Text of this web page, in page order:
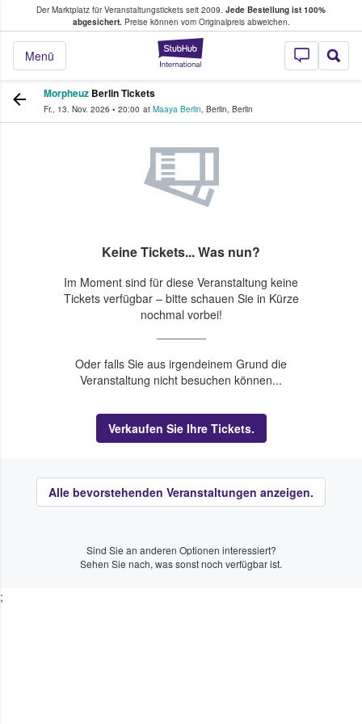
Der Marktplatz für Veranstaltungstickets seit 2009. Jede Bestellung ist 100%
abgesichert.Preise können vom Originalpreis abweichen.
StubHub - Wo
Menü
Tickets kaufen & verkaufen
Morpheuz Berlin Tickets
Fr., 13. Nov. 2026 • 20:00 at Maaya Berlin, Berlin, Berlin
Keine Tickets... Was nun?
Im Moment sind für diese Veranstaltung keine
Tickets verfügbar – bitte schauen Sie in Kürze
nochmal vorbei!
Oder falls Sie aus irgendeinem Grund die
Veranstaltung nicht besuchen können...
Verkaufen Sie Ihre Tickets.
Alle bevorstehenden Veranstaltungen anzeigen.
Sind Sie an anderen Optionen interessiert?
Sehen Sie nach, was sonst noch verfügbar ist.
;